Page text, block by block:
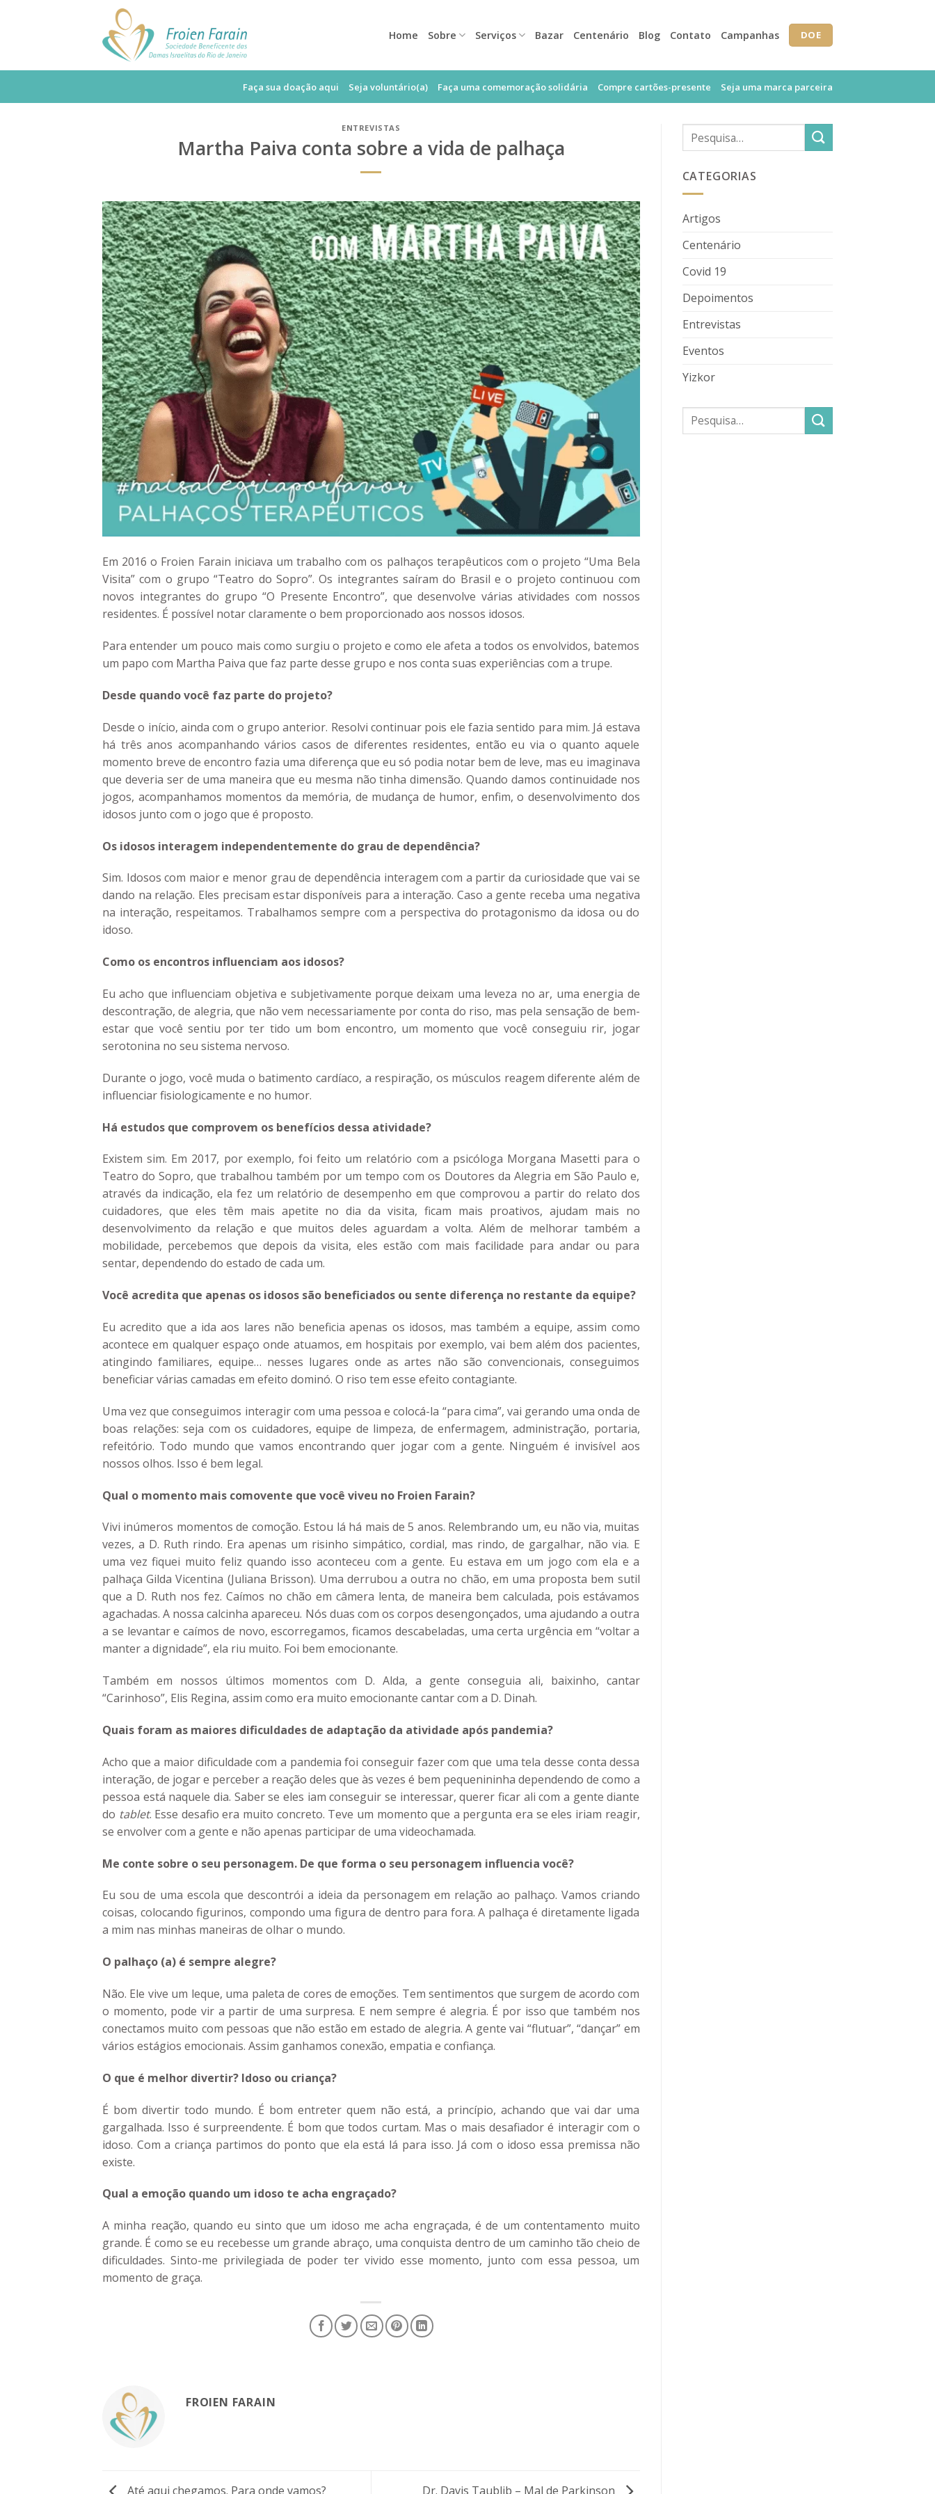
Home Sobre Serviços Bazar Centenário Blog Contato Campanhas DOE
Faça sua doação aqui Seja voluntário(a) Faça uma comemoração solidária Compre cartões-presente Seja uma marca parceira
ENTREVISTAS
Martha Paiva conta sobre a vida de palhaça
Em 2016 o Froien Farain iniciava um trabalho com os palhaços terapêuticos com o projeto “Uma Bela
Visita” com o grupo “Teatro do Sopro”. Os integrantes saíram do Brasil e o projeto continuou com
novos integrantes do grupo “O Presente Encontro”, que desenvolve várias atividades com nossos
residentes. É possível notar claramente o bem proporcionado aos nossos idosos.
Para entender um pouco mais como surgiu o projeto e como ele afeta a todos os envolvidos, batemos
um papo com Martha Paiva que faz parte desse grupo e nos conta suas experiências com a trupe.
Desde quando você faz parte do projeto?
Desde o início, ainda com o grupo anterior. Resolvi continuar pois ele fazia sentido para mim. Já estava
há três anos acompanhando vários casos de diferentes residentes, então eu via o quanto aquele
momento breve de encontro fazia uma diferença que eu só podia notar bem de leve, mas eu imaginava
que deveria ser de uma maneira que eu mesma não tinha dimensão. Quando damos continuidade nos
jogos, acompanhamos momentos da memória, de mudança de humor, enfim, o desenvolvimento dos
idosos junto com o jogo que é proposto.
Os idosos interagem independentemente do grau de dependência?
Sim. Idosos com maior e menor grau de dependência interagem com a partir da curiosidade que vai se
dando na relação. Eles precisam estar disponíveis para a interação. Caso a gente receba uma negativa
na interação, respeitamos. Trabalhamos sempre com a perspectiva do protagonismo da idosa ou do
idoso.
Como os encontros influenciam aos idosos?
Eu acho que influenciam objetiva e subjetivamente porque deixam uma leveza no ar, uma energia de
descontração, de alegria, que não vem necessariamente por conta do riso, mas pela sensação de bem-
estar que você sentiu por ter tido um bom encontro, um momento que você conseguiu rir, jogar
serotonina no seu sistema nervoso.
Durante o jogo, você muda o batimento cardíaco, a respiração, os músculos reagem diferente além de
influenciar fisiologicamente e no humor.
Há estudos que comprovem os benefícios dessa atividade?
Existem sim. Em 2017, por exemplo, foi feito um relatório com a psicóloga Morgana Masetti para o
Teatro do Sopro, que trabalhou também por um tempo com os Doutores da Alegria em São Paulo e,
através da indicação, ela fez um relatório de desempenho em que comprovou a partir do relato dos
cuidadores, que eles têm mais apetite no dia da visita, ficam mais proativos, ajudam mais no
desenvolvimento da relação e que muitos deles aguardam a volta. Além de melhorar também a
mobilidade, percebemos que depois da visita, eles estão com mais facilidade para andar ou para
sentar, dependendo do estado de cada um.
Você acredita que apenas os idosos são beneficiados ou sente diferença no restante da equipe?
Eu acredito que a ida aos lares não beneficia apenas os idosos, mas também a equipe, assim como
acontece em qualquer espaço onde atuamos, em hospitais por exemplo, vai bem além dos pacientes,
atingindo familiares, equipe… nesses lugares onde as artes não são convencionais, conseguimos
beneficiar várias camadas em efeito dominó. O riso tem esse efeito contagiante.
Uma vez que conseguimos interagir com uma pessoa e colocá-la “para cima”, vai gerando uma onda de
boas relações: seja com os cuidadores, equipe de limpeza, de enfermagem, administração, portaria,
refeitório. Todo mundo que vamos encontrando quer jogar com a gente. Ninguém é invisível aos
nossos olhos. Isso é bem legal.
Qual o momento mais comovente que você viveu no Froien Farain?
Vivi inúmeros momentos de comoção. Estou lá há mais de 5 anos. Relembrando um, eu não via, muitas
vezes, a D. Ruth rindo. Era apenas um risinho simpático, cordial, mas rindo, de gargalhar, não via. E
uma vez fiquei muito feliz quando isso aconteceu com a gente. Eu estava em um jogo com ela e a
palhaça Gilda Vicentina (Juliana Brisson). Uma derrubou a outra no chão, em uma proposta bem sutil
que a D. Ruth nos fez. Caímos no chão em câmera lenta, de maneira bem calculada, pois estávamos
agachadas. A nossa calcinha apareceu. Nós duas com os corpos desengonçados, uma ajudando a outra
a se levantar e caímos de novo, escorregamos, ficamos descabeladas, uma certa urgência em “voltar a
manter a dignidade”, ela riu muito. Foi bem emocionante.
Também em nossos últimos momentos com D. Alda, a gente conseguia ali, baixinho, cantar
“Carinhoso”, Elis Regina, assim como era muito emocionante cantar com a D. Dinah.
Quais foram as maiores dificuldades de adaptação da atividade após pandemia?
Acho que a maior dificuldade com a pandemia foi conseguir fazer com que uma tela desse conta dessa
interação, de jogar e perceber a reação deles que às vezes é bem pequenininha dependendo de como a
pessoa está naquele dia. Saber se eles iam conseguir se interessar, querer ficar ali com a gente diante
do tablet. Esse desafio era muito concreto. Teve um momento que a pergunta era se eles iriam reagir,
se envolver com a gente e não apenas participar de uma videochamada.
Me conte sobre o seu personagem. De que forma o seu personagem influencia você?
Eu sou de uma escola que descontrói a ideia da personagem em relação ao palhaço. Vamos criando
coisas, colocando figurinos, compondo uma figura de dentro para fora. A palhaça é diretamente ligada
a mim nas minhas maneiras de olhar o mundo.
O palhaço (a) é sempre alegre?
Não. Ele vive um leque, uma paleta de cores de emoções. Tem sentimentos que surgem de acordo com
o momento, pode vir a partir de uma surpresa. E nem sempre é alegria. É por isso que também nos
conectamos muito com pessoas que não estão em estado de alegria. A gente vai “flutuar”, “dançar” em
vários estágios emocionais. Assim ganhamos conexão, empatia e confiança.
O que é melhor divertir? Idoso ou criança?
É bom divertir todo mundo. É bom entreter quem não está, a princípio, achando que vai dar uma
gargalhada. Isso é surpreendente. É bom que todos curtam. Mas o mais desafiador é interagir com o
idoso. Com a criança partimos do ponto que ela está lá para isso. Já com o idoso essa premissa não
existe.
Qual a emoção quando um idoso te acha engraçado?
A minha reação, quando eu sinto que um idoso me acha engraçada, é de um contentamento muito
grande. É como se eu recebesse um grande abraço, uma conquista dentro de um caminho tão cheio de
dificuldades. Sinto-me privilegiada de poder ter vivido esse momento, junto com essa pessoa, um
momento de graça.
FROIEN FARAIN
Até aqui chegamos. Para onde vamos? Dr. Davis Taublib – Mal de Parkinson
CATEGORIAS
Artigos
Centenário
Covid 19
Depoimentos
Entrevistas
Eventos
Yizkor